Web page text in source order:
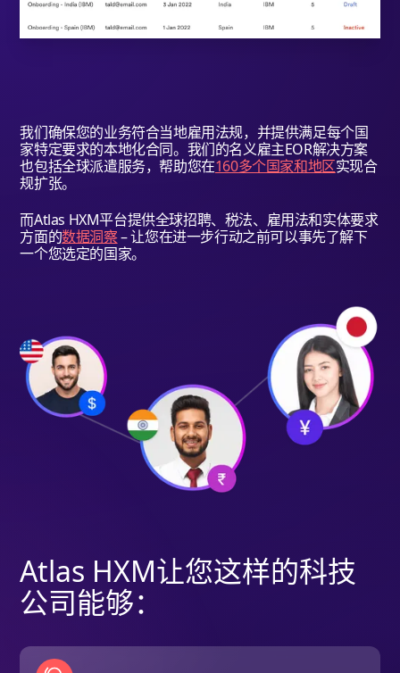
atlas advantages
我们确保您的业务符合当地雇用法规，并提供满足每个国
家特定要求的本地化合同。我们的名义雇主EOR解决方案
也包括全球派遣服务，帮助您在160多个国家和地区实现合
规扩张。
而Atlas HXM平台提供全球招聘、税法、雇用法和实体要求
方面的数据洞察– 让您在进一步行动之前可以事先了解下
一个您选定的国家。
Atlas HXM让您这样的科技
公司能够：